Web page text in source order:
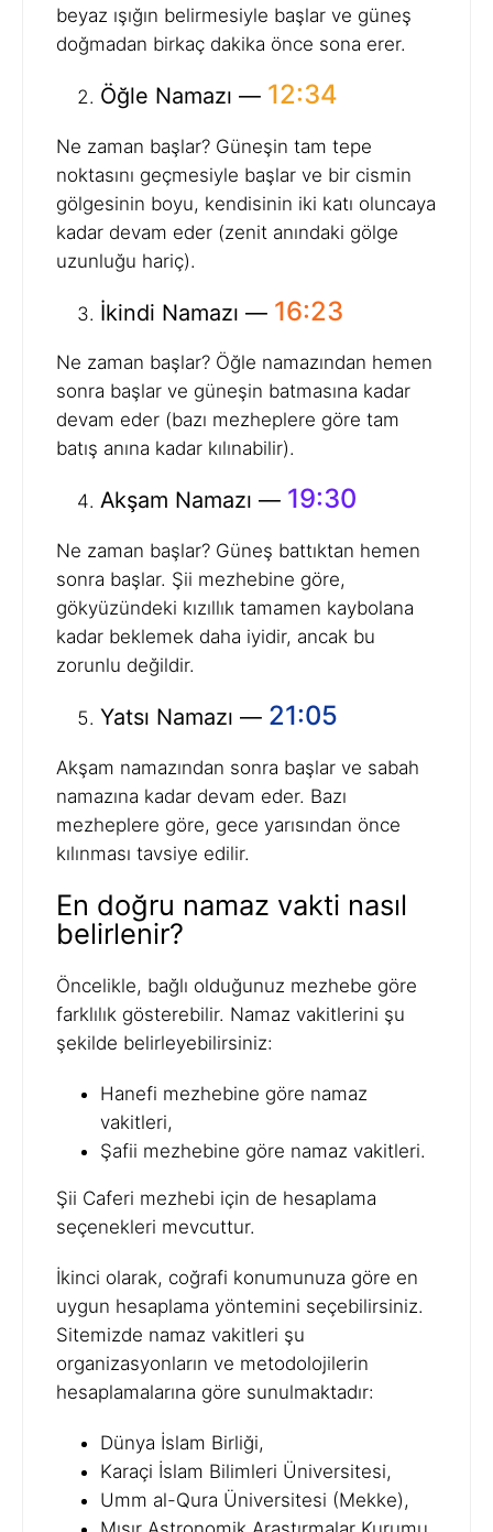
beyaz ışığın belirmesiyle başlar ve güneş
doğmadan birkaç dakika önce sona erer.
Öğle Namazı — 12:34
Ne zaman başlar? Güneşin tam tepe
noktasını geçmesiyle başlar ve bir cismin
gölgesinin boyu, kendisinin iki katı oluncaya
kadar devam eder (zenit anındaki gölge
uzunluğu hariç).
İkindi Namazı — 16:23
Ne zaman başlar? Öğle namazından hemen
sonra başlar ve güneşin batmasına kadar
devam eder (bazı mezheplere göre tam
batış anına kadar kılınabilir).
Akşam Namazı — 19:30
Ne zaman başlar? Güneş battıktan hemen
sonra başlar. Şii mezhebine göre,
gökyüzündeki kızıllık tamamen kaybolana
kadar beklemek daha iyidir, ancak bu
zorunlu değildir.
Yatsı Namazı — 21:05
Akşam namazından sonra başlar ve sabah
namazına kadar devam eder. Bazı
mezheplere göre, gece yarısından önce
kılınması tavsiye edilir.
En doğru namaz vakti nasıl
belirlenir?
Öncelikle, bağlı olduğunuz mezhebe göre
farklılık gösterebilir. Namaz vakitlerini şu
şekilde belirleyebilirsiniz:
Hanefi mezhebine göre namaz
vakitleri,
Şafii mezhebine göre namaz vakitleri.
Şii Caferi mezhebi için de hesaplama
seçenekleri mevcuttur.
İkinci olarak, coğrafi konumunuza göre en
uygun hesaplama yöntemini seçebilirsiniz.
Sitemizde namaz vakitleri şu
organizasyonların ve metodolojilerin
hesaplamalarına göre sunulmaktadır:
Dünya İslam Birliği,
Karaçi İslam Bilimleri Üniversitesi,
Umm al-Qura Üniversitesi (Mekke),